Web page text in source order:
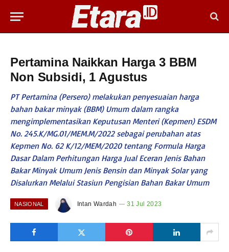
Pertamina Naikkan Harga 3 BBM
Non Subsidi, 1 Agustus
PT Pertamina (Persero) melakukan penyesuaian harga
bahan bakar minyak (BBM) Umum dalam rangka
mengimplementasikan Keputusan Menteri (Kepmen) ESDM
No. 245.K/MG.01/MEM.M/2022 sebagai perubahan atas
Kepmen No. 62 K/12/MEM/2020 tentang Formula Harga
Dasar Dalam Perhitungan Harga Jual Eceran Jenis Bahan
Bakar Minyak Umum Jenis Bensin dan Minyak Solar yang
Disalurkan Melalui Stasiun Pengisian Bahan Bakar Umum
NASIONAL Intan Wardah 31 Jul 2023